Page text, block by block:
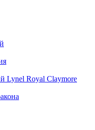
Lynel Royal Claymore